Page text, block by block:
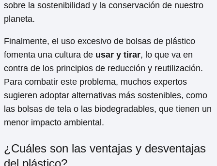
sobre la sostenibilidad y la conservación de nuestro
planeta.
Finalmente, el uso excesivo de bolsas de plástico
fomenta una cultura de usar y tirar, lo que va en
contra de los principios de reducción y reutilización.
Para combatir este problema, muchos expertos
sugieren adoptar alternativas más sostenibles, como
las bolsas de tela o las biodegradables, que tienen un
menor impacto ambiental.
¿Cuáles son las ventajas y desventajas